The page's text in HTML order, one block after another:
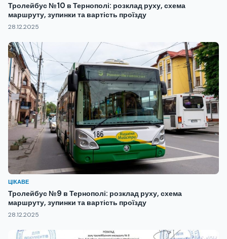
Тролейбус №10 в Тернополі: розклад руху, схема
маршруту, зупинки та вартість проїзду
28.12.2025
ЦІКАВЕ
Тролейбус №9 в Тернополі: розклад руху, схема
маршруту, зупинки та вартість проїзду
28.12.2025